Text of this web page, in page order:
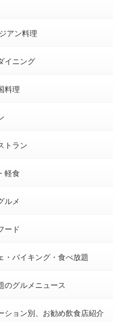
アン料理
イニング
料理
トラン
軽食
ルメ
ード
・バイキング・食べ放題
のグルメニュース
ション別、お勧め飲食店紹介